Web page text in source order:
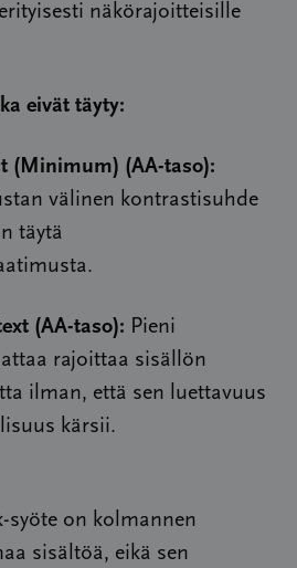
näkörajoitteisille
eivät täyty:
(Minimum) (AA-taso):
välinen kontrastisuhde
täytä
(AA-taso): Pieni
rajoittaa sisällön
ilman, että sen luettavuus
kärsii.
syöte on kolmannen
sisältöä, eikä sen